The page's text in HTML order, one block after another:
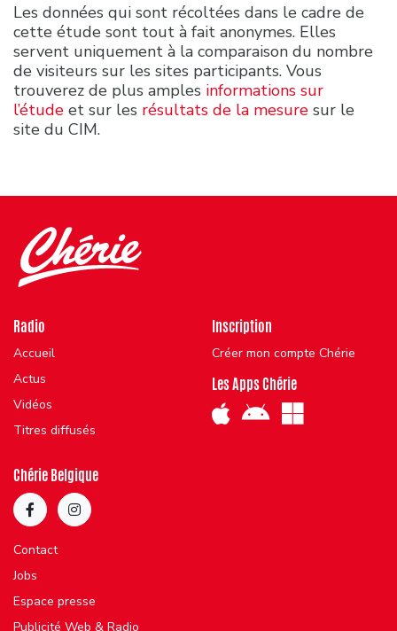
Les données qui sont récoltées dans le cadre de
cette étude sont tout à fait anonymes. Elles
servent uniquement à la comparaison du nombre
de visiteurs sur les sites participants. Vous
trouverez de plus amples informations sur
l’étude et sur les résultats de la mesure sur le
site du CIM.
Radio
Accueil
Actus
Vidéos
Titres diffusés
Inscription
Créer mon compte Chérie
Les Apps Chérie
Chérie Belgique
Contact
Jobs
Espace presse
Publicité Web & Radio